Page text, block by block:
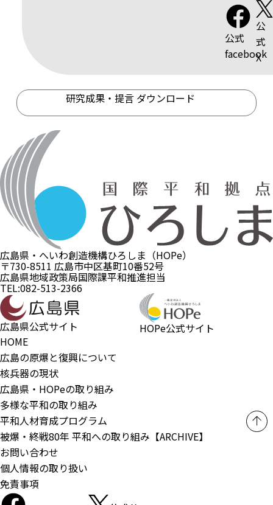
公式
facebook
公
式
X
研究成果・提言 ダウンロード
広島県・へいわ創造機構ひろしま（HOPe）
〒730-8511 広島市中区基町10番52号
広島県地域政策局国際課平和推進担当
TEL:082-513-2366
広島県公式サイト
HOPe公式サイト
HOME
広島の原爆と復興について
核兵器の現状
広島県・HOPeの取り組み
多様な平和の取り組み
平和人材育成プログラム
被爆・終戦80年 平和への取り組み【ARCHIVE】
お問い合わせ
個人情報の取り扱い
免責事項